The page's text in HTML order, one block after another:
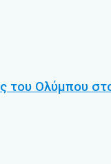
του Ολύμπου